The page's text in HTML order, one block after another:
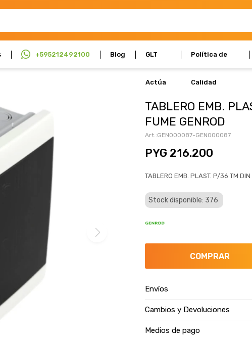
+595212492100 Blog GLT
Actúa
Política de
Calidad
TABLERO EMB.
FUME GENROD
GEN000087-GEN000087
PYG 216.200
TABLERO EMB. PLAST. P/36 TM
Stock disponible: 376
COMPRAR
Envíos
Cambios y Devoluciones
Medios de pago